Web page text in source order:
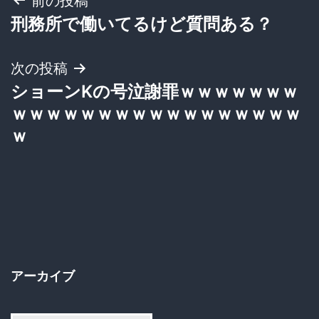
稿
ナ
ビ
ゲ
ン
刑務所で働いてるけど質問ある？
次の投稿
ショーンKの号泣謝罪ｗｗｗｗｗｗｗ
ｗｗｗｗｗｗｗｗｗｗｗｗｗｗｗｗｗ
ｗ
アーカイブ